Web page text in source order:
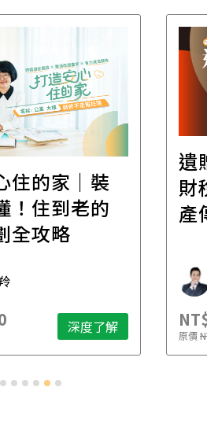
住的家｜裝
！住到老的
全攻略
深度了解
遺
財
產
原價